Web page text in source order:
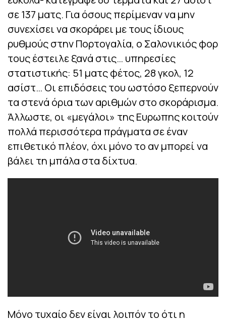
σε 137 ματς. Για όσους περίμεναν να μην
συνεχίσει να σκοράρει με τους ίδιους
ρυθμούς στην Πορτογαλία, ο Σαλονικιός φορ
τους έστειλε ξανά στις… υπηρεσίες
στατιστικής: 51 ματς φέτος, 28 γκολ, 12
ασίστ… Οι επιδόσεις του ωστόσο ξεπερνούν
τα στενά όρια των αριθμών στο σκοράρισμα.
Άλλωστε, οι «μεγάλοι» της Ευρωπης κοιτούν
πολλά περισσότερα πράγματα σε έναν
επιθετικό πλέον, όχι μόνο το αν μπορεί να
βάλει τη μπάλα στα δίχτυα.
Μόνο τυχαίο δεν είναι λοιπόν το ότι η